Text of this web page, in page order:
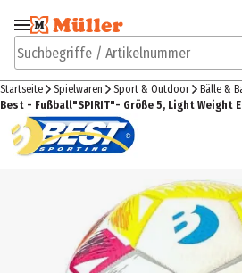
Zur Navigation
springen
Zum
Suchbegriffe / Artikelnummer
Startseite Spielwaren Sport & Outdoor
Bälle &
Best - Fußball"SPIRIT"- Größe 5, Light Weight